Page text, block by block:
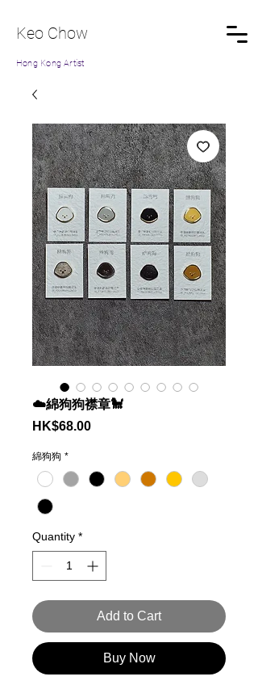
Keo Chow
Hong Kong Artist
☁️綿狗狗襟章🐩
HK$68.00Price
綿狗狗 *
Quantity *
Add to Cart
Buy Now